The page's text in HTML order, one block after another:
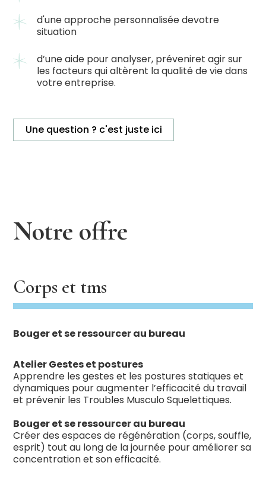
d'une approche personnalisée devotre
situation
d’une aide pour analyser, préveniret agir sur
les facteurs qui altèrent la qualité de vie dans
votre entreprise.
Une question ? c'est juste ici
Notre offre
Corps et tms
Bouger et se ressourcer au bureau
Atelier Gestes et postures
Apprendre les gestes et les postures statiques et
dynamiques pour augmenter l’efficacité du travail
et prévenir les Troubles Musculo Squelettiques.
Bouger et se ressourcer au bureau
Créer des espaces de régénération (corps, souffle,
esprit) tout au long de la journée pour améliorer sa
concentration et son efficacité.